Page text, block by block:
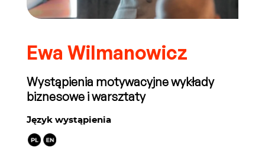
Język wystąpienia
Ewa Wilmanowicz
Wystąpienia motywacyjne wykłady
biznesowe i warsztaty